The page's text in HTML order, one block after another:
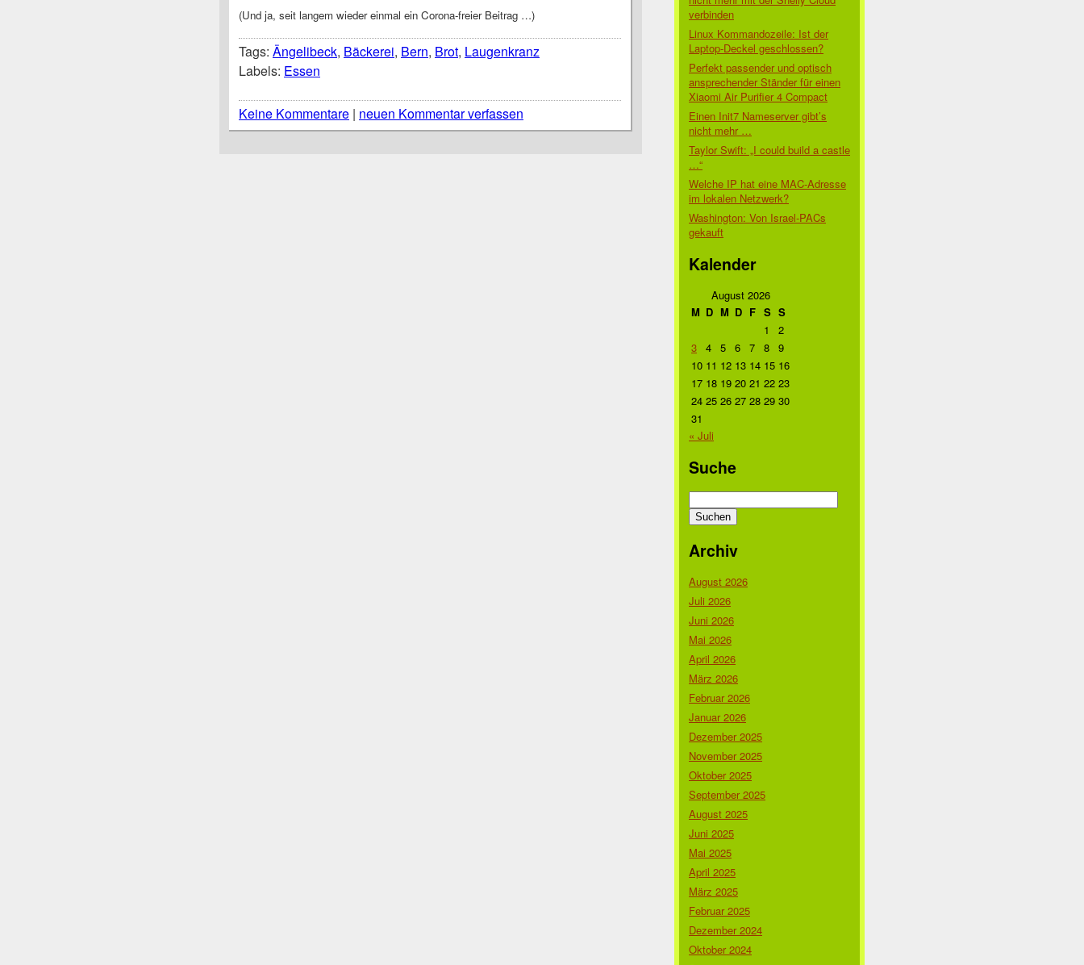
(Und ja, seit langem wieder einmal ein Corona-freier Beitrag …)
Tags: Ängelibeck, Bäckerei, Bern, Brot, Laugenkranz
Labels: Essen
Keine Kommentare | neuen Kommentar verfassen
verbinden
Linux Kommandozeile: Ist der
Laptop-Deckel geschlossen?
Perfekt passender und optisch
ansprechender Ständer für einen
Xiaomi Air Purifier 4 Compact
Einen Init7 Nameserver gibt’s
nicht mehr …
Taylor Swift: „I could build a castle
…“
Welche IP hat eine MAC-Adresse
im lokalen Netzwerk?
Washington: Von Israel-PACs
gekauft
Kalender
August 2026
M D M D F S S
1
2
3 4 5 6 7 8 9
10 11 12 13 14 15 16
17 18 19 20 21 22 23
24 25 26 27 28 29 30
31
« Juli
Suche
nach:
Archiv
August 2026
Juli 2026
Juni 2026
Mai 2026
April 2026
März 2026
Februar 2026
Januar 2026
Dezember 2025
November 2025
Oktober 2025
September 2025
August 2025
Juni 2025
Mai 2025
April 2025
März 2025
Februar 2025
Dezember 2024
Oktober 2024